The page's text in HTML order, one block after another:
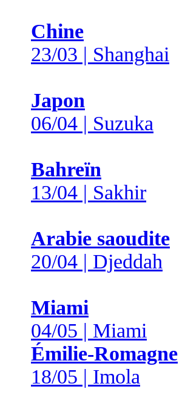
Chine
23/03 | Shanghai
Japon
06/04 | Suzuka
Bahreïn
13/04 | Sakhir
Arabie saoudite
20/04 | Djeddah
Miami
04/05 | Miami
Émilie-Romagne
18/05 | Imola